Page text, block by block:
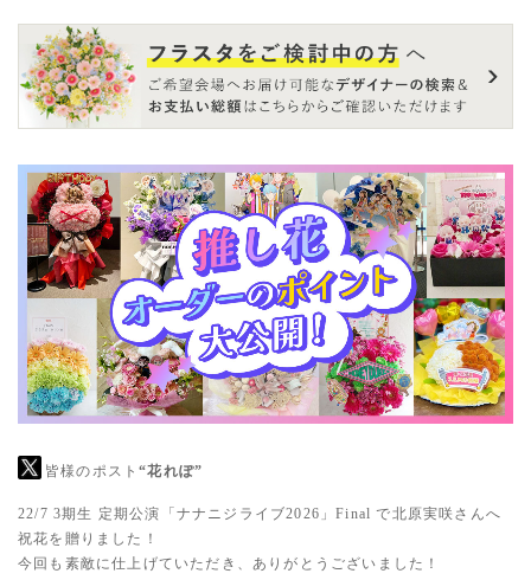
皆様のポスト“花れぽ”
22/7 3期生 定期公演「ナナニジライブ2026」Final で北原実咲さんへ
祝花を贈りました！
今回も素敵に仕上げていただき、ありがとうございました！